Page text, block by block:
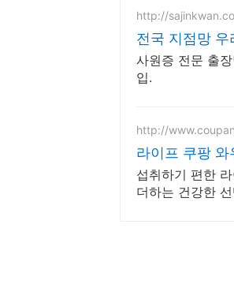
http://
전국 지점망
사원증 전문 출
입.
http://
라이프 쿠팡 와
섭취하기 편한
더하는 건강한